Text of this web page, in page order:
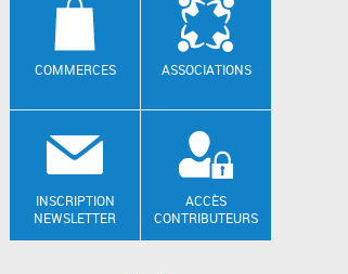
COMMERCES ASSOCIATIONS
INSCRIPTION
NEWSLETTER
ACCÈS
CONTRIBUTEURS